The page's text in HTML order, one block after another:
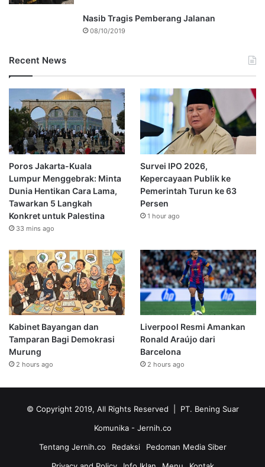
Nasib Tragis Pemberang Jalanan
08/10/2019
Recent News
Poros Jakarta-Kuala
Lumpur Menggebrak: Minta
Dunia Hentikan Cara Lama,
Tawarkan 5 Langkah
Konkret untuk Palestina
33 mins ago
Survei IPO 2026,
Kepercayaan Publik ke
Pemerintah Turun ke 63
Persen
1 hour ago
Kabinet Bayangan dan
Tamparan Bagi Demokrasi
Murung
2 hours ago
Liverpool Resmi Amankan
Ronald Araújo dari
Barcelona
2 hours ago
© Copyright 2019, All Rights Reserved | PT. Bening Suar
Komunika - Jernih.co
Tentang Jernih.co
Redaksi
Pedoman Media Siber